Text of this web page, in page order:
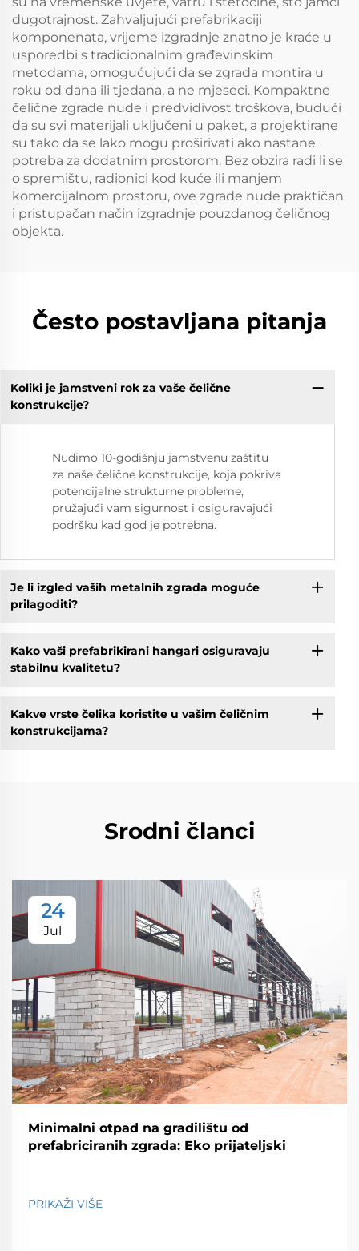
dugotrajnost. Zahvaljujući prefabrikaciji
komponenata, vrijeme izgradnje znatno je kraće u
usporedbi s tradicionalnim građevinskim
metodama, omogućujući da se zgrada montira u
roku od dana ili tjedana, a ne mjeseci. Kompaktne
čelične zgrade nude i predvidivost troškova, budući
da su svi materijali uključeni u paket, a projektirane
su tako da se lako mogu proširivati ako nastane
potreba za dodatnim prostorom. Bez obzira radi li se
o spremištu, radionici kod kuće ili manjem
komercijalnom prostoru, ove zgrade nude praktičan
i pristupačan način izgradnje pouzdanog čeličnog
objekta.
Često postavljana pitanja
Koliki je jamstveni rok za vaše čelične
konstrukcije?
Nudimo 10-godišnju jamstvenu zaštitu
za naše čelične konstrukcije, koja pokriva
potencijalne strukturne probleme,
pružajući vam sigurnost i osiguravajući
podršku kad god je potrebna.
Je li izgled vaših metalnih zgrada moguće
prilagoditi?
Kako vaši prefabrikirani hangari osiguravaju
stabilnu kvalitetu?
Kakve vrste čelika koristite u vašim čeličnim
konstrukcijama?
Srodni članci
24
Jul
Minimalni otpad na gradilištu od
prefabriciranih zgrada: Eko prijateljski
PRIKAŽI VIŠE